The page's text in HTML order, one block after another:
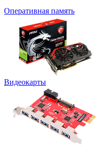
Оперативная память
Видеокарты